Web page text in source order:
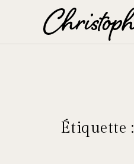
Étiquette :